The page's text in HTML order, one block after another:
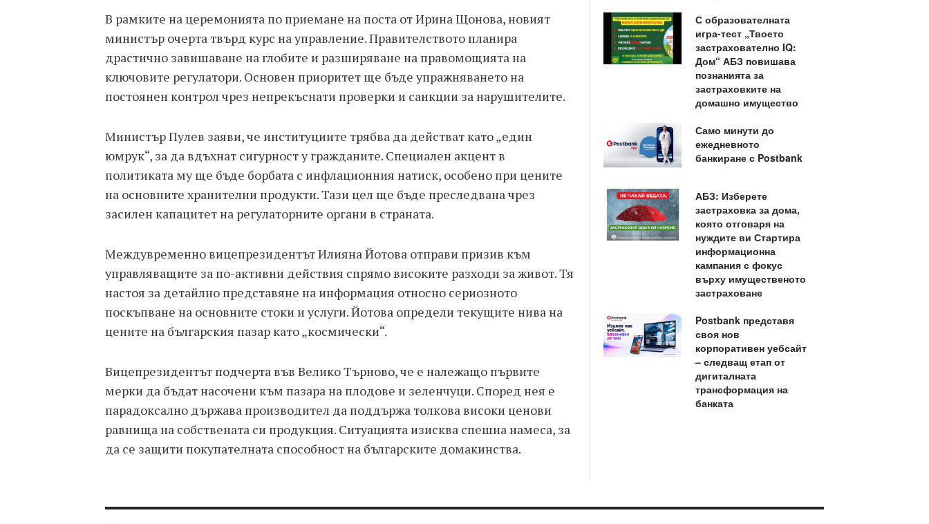
В рамките на церемонията по приемане на поста от Ирина Щонова, новият
министър очерта твърд курс на управление. Правителството планира
драстично завишаване на глобите и разширяване на правомощията на
ключовите регулатори. Основен приоритет ще бъде упражняването на
постоянен контрол чрез непрекъснати проверки и санкции за нарушителите.
Министър Пулев заяви, че институциите трябва да действат като „един
юмрук“, за да вдъхнат сигурност у гражданите. Специален акцент в
политиката му ще бъде борбата с инфлационния натиск, особено при цените
на основните хранителни продукти. Тази цел ще бъде преследвана чрез
засилен капацитет на регулаторните органи в страната.
Междувременно вицепрезидентът Илияна Йотова отправи призив към
управляващите за по-активни действия спрямо високите разходи за живот. Тя
настоя за детайлно представяне на информация относно сериозното
поскъпване на основните стоки и услуги. Йотова определи текущите нива на
цените на българския пазар като „космически“.
Вицепрезидентът подчерта във Велико Търново, че е належащо първите
мерки да бъдат насочени към пазара на плодове и зеленчуци. Според нея е
парадоксално държава производител да поддържа толкова високи ценови
равнища на собствената си продукция. Ситуацията изисква спешна намеса, за
да се защити покупателната способност на българските домакинства.
С образователната
игра-тест „Твоето
застрахователно IQ:
Дом“ АБЗ повишава
познанията за
застраховките на
домашно имущество
Само минути до
ежедневното
банкиране с Postbank
АБЗ: Изберете
застраховка за дома,
която отговаря на
нуждите ви Стартира
информационна
кампания с фокус
върху имущественото
застраховане
Postbank представя
своя нов
корпоративен уебсайт
– следващ етап от
дигиталната
трансформация на
банката